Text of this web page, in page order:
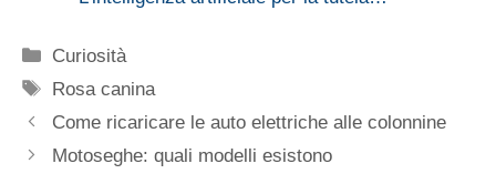
Categorie
Curiosità
Tag
Rosa canina
Come ricaricare le auto elettriche alle colonnine
Motoseghe: quali modelli esistono